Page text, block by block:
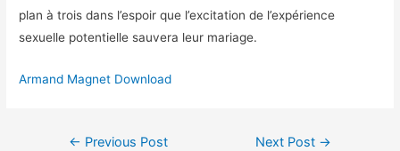
plan à trois dans l’espoir que l’excitation de l’expérience
sexuelle potentielle sauvera leur mariage.
Armand Magnet Download
Post← Previous Post Next Post →